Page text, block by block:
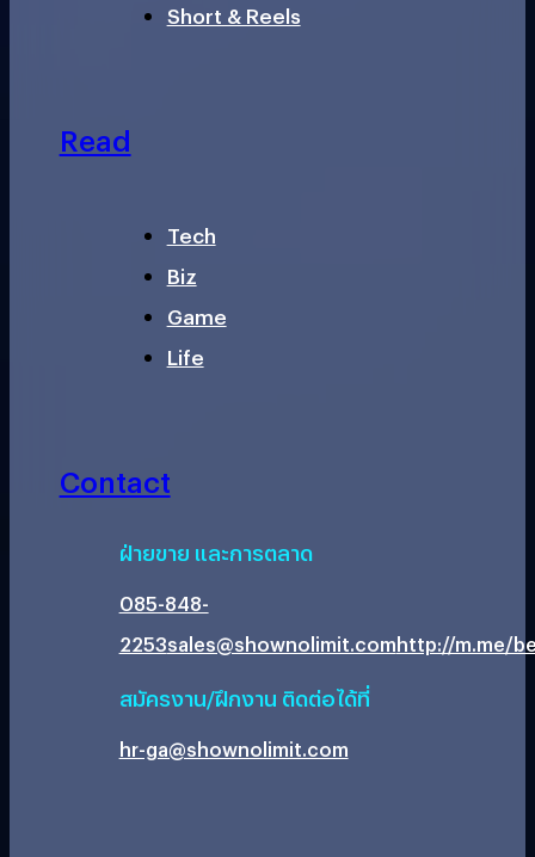
Short & Reels
Read
Tech
Biz
Game
Life
Contact
ฝ่ายขาย และการตลาด
085-848-
2253sales@shownolimit.comhttp://m.me/
สมัครงาน/ฝึกงาน ติดต่อได้ที่
hr-ga@shownolimit.com